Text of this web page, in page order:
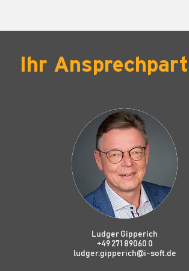
Ihr
Ludger Gipperich
+49 271 89060 0
ludger.gipperich@i-soft.de